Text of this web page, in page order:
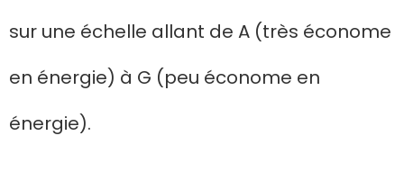
sur une échelle allant de A (très économe
en énergie) à G (peu économe en
énergie).